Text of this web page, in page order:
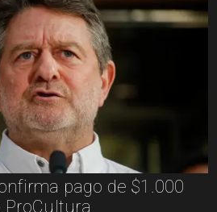
pago de $1.000
ProCultura